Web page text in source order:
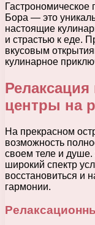
Бора — это
настоящие
и страстью к еде.
вкусовым
кулинарное
Релаксация
центры на
На прекрасном
возможность
своем теле и
широкий спектр
восстановиться и
гармонии.